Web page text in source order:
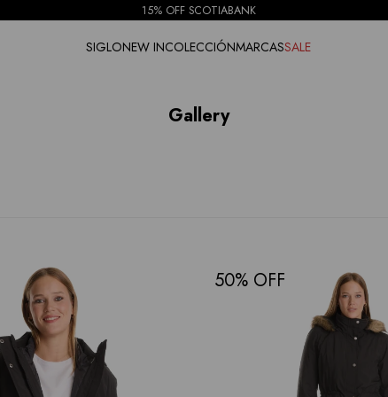
15% OFF SCOTIABANK
SIGLONEW INCOLECCIÓNMARCASSALE
Gallery
50